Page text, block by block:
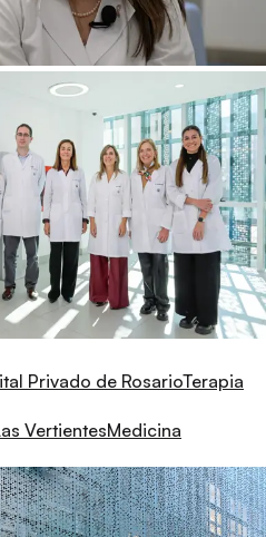
Privado de RosarioTerapia
VertientesMedicina